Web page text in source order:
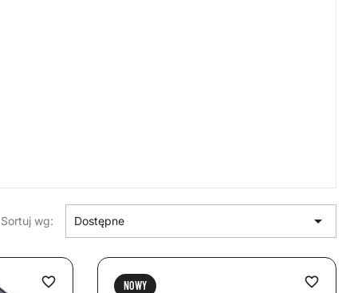
Sortuj wg: Dostępne 
favorite_border NOWY favorite_border